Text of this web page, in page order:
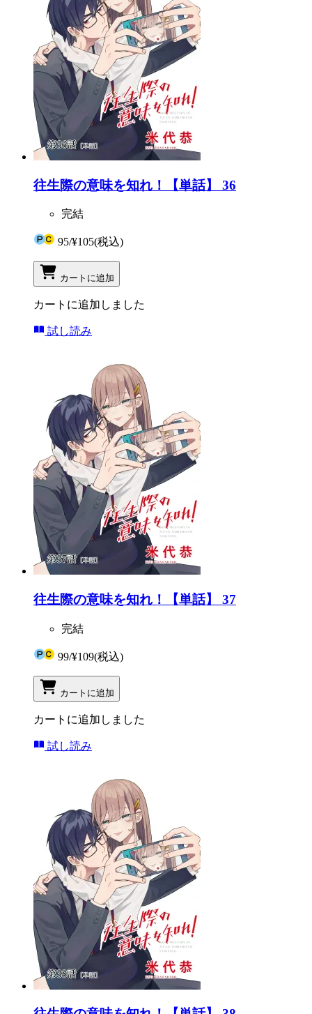
往生際の意味を知れ！【単話】 36
完結
95/¥105(税込)
カートに追加
カートに追加しました
試し読み
往生際の意味を知れ！【単話】 37
完結
99/¥109(税込)
カートに追加
カートに追加しました
試し読み